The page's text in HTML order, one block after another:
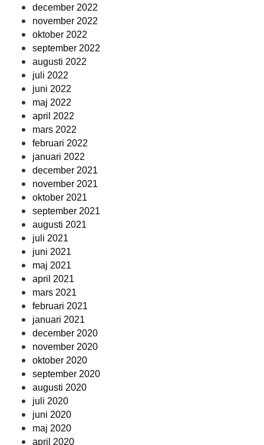
december 2022
november 2022
oktober 2022
september 2022
augusti 2022
juli 2022
juni 2022
maj 2022
april 2022
mars 2022
februari 2022
januari 2022
december 2021
november 2021
oktober 2021
september 2021
augusti 2021
juli 2021
juni 2021
maj 2021
april 2021
mars 2021
februari 2021
januari 2021
december 2020
november 2020
oktober 2020
september 2020
augusti 2020
juli 2020
juni 2020
maj 2020
april 2020